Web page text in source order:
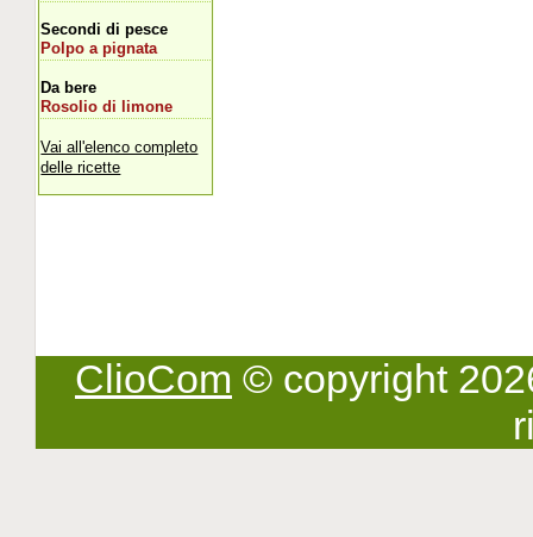
Secondi di pesce
Polpo a pignata
Da bere
Rosolio di limone
Vai all'elenco completo
delle ricette
ClioCom © copyright